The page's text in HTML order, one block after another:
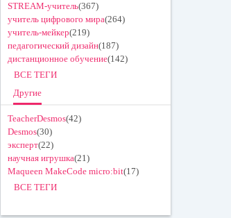
STREAM-учитель(367)
учитель цифрового мира(264)
учитель-мейкер(219)
педагогический дизайн(187)
дистанционное обучение(142)
ВСЕ ТЕГИ
Другие
TeacherDesmos(42)
Desmos(30)
эксперт(22)
научная игрушка(21)
Maqueen MakeCode micro:bit(17)
ВСЕ ТЕГИ